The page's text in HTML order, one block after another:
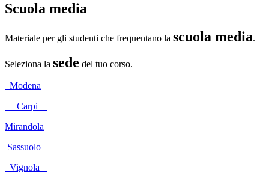
Scuola media
Materiale per gli studenti che frequentano la scuola media.
Seleziona la sede del tuo corso.
Modena
Carpi
Mirandola
Sassuolo
Vignola